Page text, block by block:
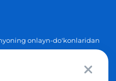
onlayn-do'konlaridan